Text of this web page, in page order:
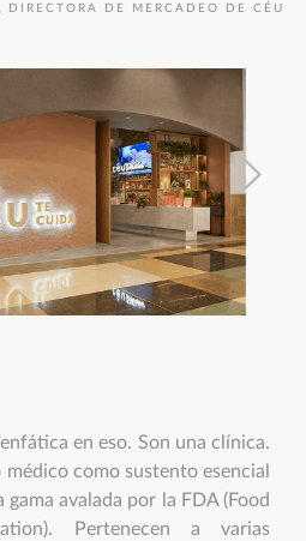
DIRECTORA DE MERCADEO DE CÉU
en eso. Son una clínica.
como sustento esencial
avalada por la FDA (Food
Pertenecen a varias